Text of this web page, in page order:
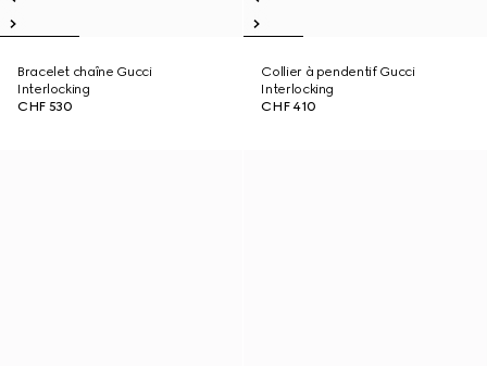
Bracelet chaîne Gucci
Interlocking
CHF 530
Collier à pendentif Gucci
Interlocking
CHF 410